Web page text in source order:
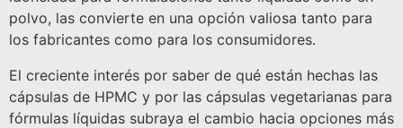
polvo, las convierte en una opción valiosa tanto para
los fabricantes como para los consumidores.
El creciente interés por saber de qué están hechas las
cápsulas de HPMC y por las cápsulas vegetarianas para
fórmulas líquidas subraya el cambio hacia opciones más